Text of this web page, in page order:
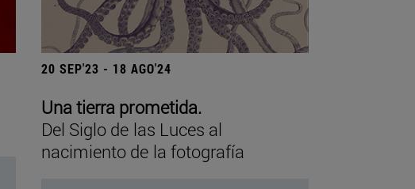
20 SEP'23 - 18 AGO'24
Una tierra prometida.
Del Siglo de las Luces al
nacimiento de la fotografía